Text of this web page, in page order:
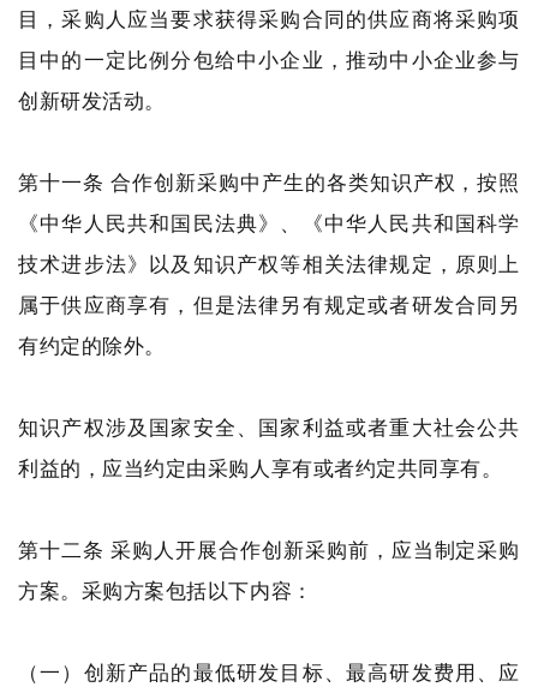
目，采购人应当要求获得采购合同的供应商将采购项
目中的一定比例分包给中小企业，推动中小企业参与
创新研发活动。
第十一条 合作创新采购中产生的各类知识产权，按照
《中华人民共和国民法典》、《中华人民共和国科学
技术进步法》以及知识产权等相关法律规定，原则上
属于供应商享有，但是法律另有规定或者研发合同另
有约定的除外。
知识产权涉及国家安全、国家利益或者重大社会公共
利益的，应当约定由采购人享有或者约定共同享有。
第十二条 采购人开展合作创新采购前，应当制定采购
方案。采购方案包括以下内容：
（一）创新产品的最低研发目标、最高研发费用、应